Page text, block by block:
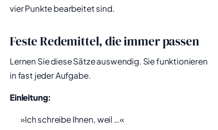
vier Punkte bearbeitet sind.
Feste Redemittel, die immer passen
Lernen Sie diese Sätze auswendig. Sie funktionieren
in fast jeder Aufgabe.
Einleitung:
»Ich schreibe Ihnen, weil …«